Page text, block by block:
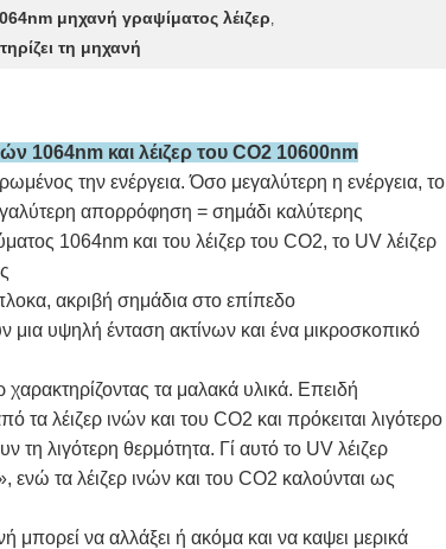
μηχανή γραψίματος λέιζερ,
τη μηχανή
1064nm και λέιζερ του CO2 10600nm
την ενέργεια. Όσο μεγαλύτερη η ενέργεια, το
απορρόφηση = σημάδι καλύτερης
1064nm και του λέιζερ του CO2, το UV λέιζερ
ακριβή σημάδια στο επίπεδο
υψηλή ένταση ακτίνων και ένα μικροσκοπικό
χαρακτηρίζοντας τα μαλακά υλικά. Επειδή
λέιζερ ινών και του CO2 και πρόκειται λιγότερο
τη λιγότερη θερμότητα. Γί αυτό το UV λέιζερ
τα λέιζερ ινών και του CO2 καλούνται ως
μπορεί να αλλάξει ή ακόμα και να καψει μερικά